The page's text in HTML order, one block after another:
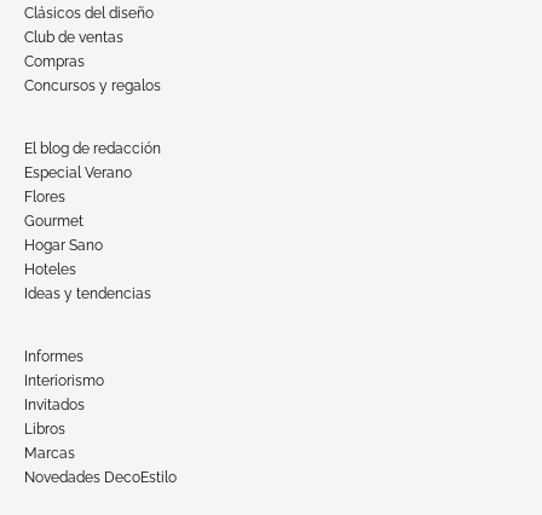
Clásicos del diseño
Club de ventas
Compras
Concursos y regalos
El blog de redacción
Especial Verano
Flores
Gourmet
Hogar Sano
Hoteles
Ideas y tendencias
Informes
Interiorismo
Invitados
Libros
Marcas
Novedades DecoEstilo